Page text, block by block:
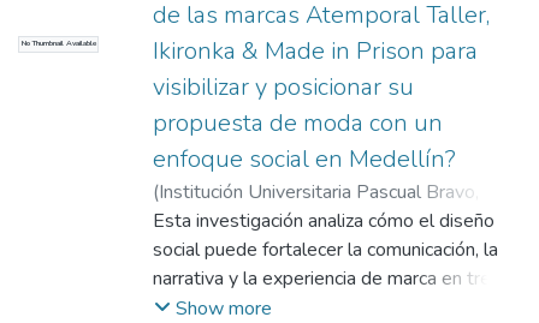
Perpetuo Socorro, este está conformado
por Mattelsa, Comfama, la Universidad
Pontificia Bolivariana y Almacentro, los
cuales plantean un ecosistema urbano,
sostenible que promocione las economías
culturales y creativas.
a identificar, potenciar y comunicar sus
habilidades, atendiendo las demandas
actuales del mercado. Como resultado, se
espera entregar una guía digital y
recomendaciones claras que sirvan de
apoyo tanto para egresados como para
estudiantes de la carrera, promoviendo su
desempeño eficaz y su consolidación
profesional.
No Thumbnail Available
de las marcas Atemporal Taller,
Ikironka & Made in Prison para
visibilizar y posicionar su
propuesta de moda con un
enfoque social en Medellín?
(Institución Universitaria Pascual Bravo
2025)Carvajal Quintero, Yuliana;Astudillo
Ramírez, Christhian Andrés
Esta investigación analiza cómo el diseño
social puede fortalecer la comunicación, la
narrativa y la experiencia de marca en tres
emprendimientos de moda con propósito en
Show more